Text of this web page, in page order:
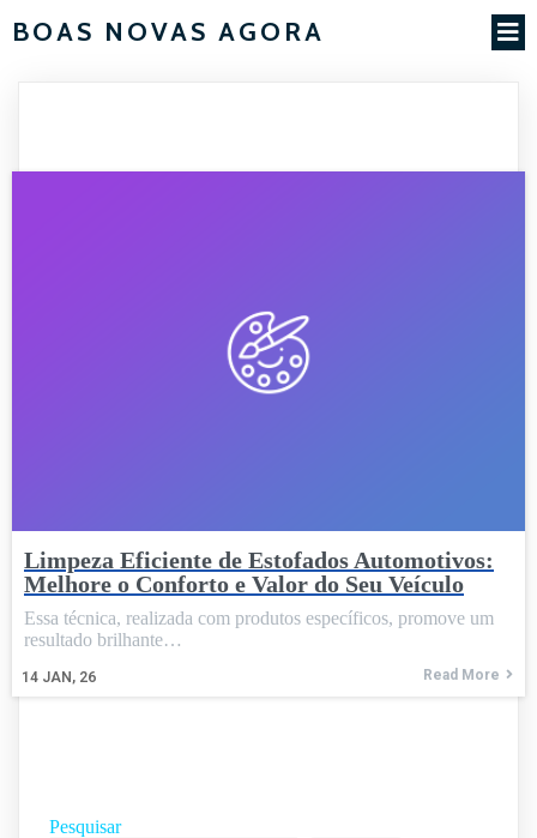
BOAS NOVAS AGORA
Limpeza Eficiente de Estofados Automotivos:
Melhore o Conforto e Valor do Seu Veículo
14 JAN, 26
Essa técnica, realizada com produtos específicos, promove um
resultado brilhante…
Read More
Pesquisar